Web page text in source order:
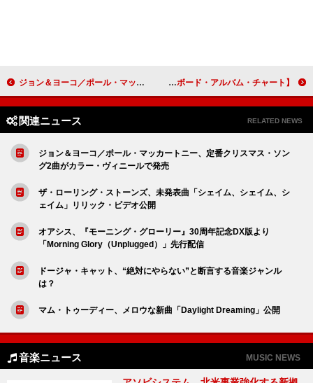
ジョン＆ヨーコ／ポール・マッカートニー、定番クリスマス・ソング2曲がカラー・ヴィニールで発売 【米ビルボード・アルバム・チャート】カーディ・B『アム・アイ・ザ・ドラマ？』首位デビュー、『トロン：アレス』サントラ初登場5位
関連ニュース RELATED NEWS
ジョン＆ヨーコ／ポール・マッカートニー、定番クリスマス・ソン
グ2曲がカラー・ヴィニールで発売
ザ・ローリング・ストーンズ、未発表曲「シェイム、シェイム、シ
ェイム」リリック・ビデオ公開
オアシス、『モーニング・グローリー』30周年記念DX版より
「Morning Glory（Unplugged）」先行配信
ドージャ・キャット、“絶対にやらない”と断言する音楽ジャンル
は？
マム・トゥーディー、メロウな新曲「Daylight Dreaming」公開
音楽ニュース MUSIC NEWS